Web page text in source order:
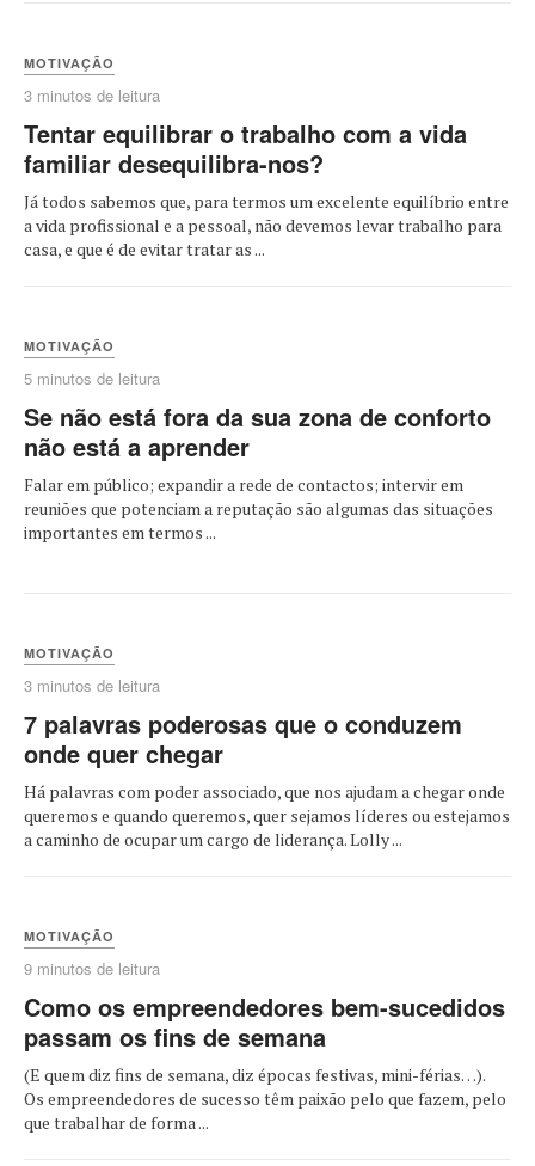
MOTIVAÇÃO
3 minutos de leitura
Tentar equilibrar o trabalho com a vida
familiar desequilibra-nos?
Já todos sabemos que, para termos um excelente equilíbrio entre
a vida profissional e a pessoal, não devemos levar trabalho para
casa, e que é de evitar tratar as ...
MOTIVAÇÃO
5 minutos de leitura
Se não está fora da sua zona de conforto
não está a aprender
Falar em público; expandir a rede de contactos; intervir em
reuniões que potenciam a reputação são algumas das situações
importantes em termos ...
MOTIVAÇÃO
3 minutos de leitura
7 palavras poderosas que o conduzem
onde quer chegar
Há palavras com poder associado, que nos ajudam a chegar onde
queremos e quando queremos, quer sejamos líderes ou estejamos
a caminho de ocupar um cargo de liderança. Lolly ...
MOTIVAÇÃO
9 minutos de leitura
Como os empreendedores bem-sucedidos
passam os fins de semana
(E quem diz fins de semana, diz épocas festivas, mini-férias…).
Os empreendedores de sucesso têm paixão pelo que fazem, pelo
que trabalhar de forma ...